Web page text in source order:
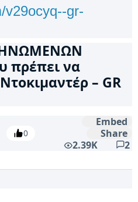
v29ocyq--gr-
ΗΝΩΜΕΝΩΝ
πρέπει να
– GR
0
Embed
Share
2.39K
2